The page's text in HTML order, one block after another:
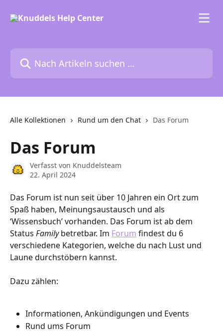
Alle Kollektionen Rund um den Chat Das Forum
Das Forum
Verfasst von Knuddelsteam
22. April 2024
Das Forum ist nun seit über 10 Jahren ein Ort zum
Spaß haben, Meinungsaustausch und als
‘Wissensbuch’ vorhanden. Das Forum ist ab dem
Status Family betretbar. Im Forum findest du 6
verschiedene Kategorien, welche du nach Lust und
Laune durchstöbern kannst.
Dazu zählen:
Informationen, Ankündigungen und Events
Rund ums Forum